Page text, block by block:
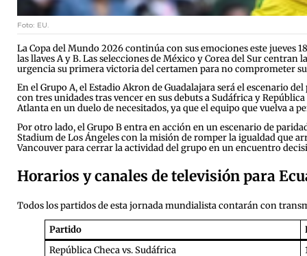
Foto: EU.
La Copa del Mundo 2026 continúa con sus emociones este jueves
las llaves A y B. Las selecciones de México y Corea del Sur
urgencia su primera victoria del certamen para no comprometer
En el Grupo A, el Estadio Akron de Guadalajara será el escenario
con tres unidades tras vencer en sus debuts a Sudáfrica y
Atlanta en un duelo de necesitados, ya que el equipo que vuelva a
Por otro lado, el Grupo B entra en acción en un escenario de
Stadium de Los Ángeles con la misión de romper la igualdad que
Vancouver para cerrar la actividad del grupo en un encuentro
Horarios y canales de televisión para
Todos los partidos de esta jornada mundialista contarán con
Partido
República Checa vs. Sudáfrica